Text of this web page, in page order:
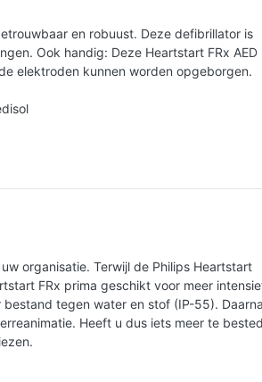
en robuust. Deze defibrillator is
Ook handig: Deze Heartstart FRx AED
elektroden kunnen worden opgeborgen.
organisatie. Terwijl de Philips Heartstart
FRx prima geschikt voor meer
tegen water en stof (IP-55).
Heeft u dus iets meer te